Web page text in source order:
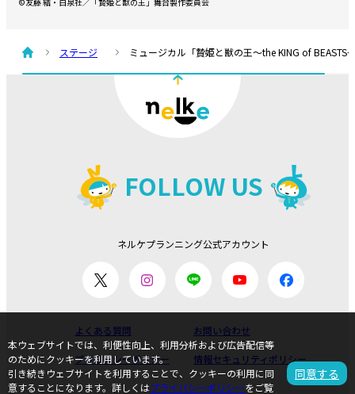
ステージ ミュージカル「贄姫と獣の王〜the KING of BEASTS
FOLLOW US
ネルケプランニング公式アカウント
よくある質問 お問い合わせ
プライバシーポリシー 情報セキュリティポリシー
本ウェブサイトでは、利便性向上、利用分析および広告配信等
のためにクッキーを利用しています。
引き続きウェブサイトを利用することで、クッキーの利用に同
意することになります。詳しくはプライバシーポリシーをご覧
同意する